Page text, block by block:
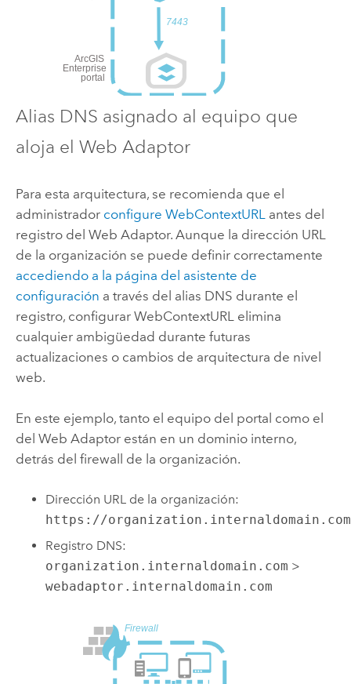
Alias DNS asignado al equipo que
aloja el Web Adaptor
Para esta arquitectura, se recomienda que el
administrador configure WebContextURL antes del
registro del Web Adaptor. Aunque la dirección URL
de la organización se puede definir correctamente
accediendo a la página del asistente de
configuración a través del alias DNS durante el
registro, configurar WebContextURL elimina
cualquier ambigüedad durante futuras
actualizaciones o cambios de arquitectura de nivel
web.
En este ejemplo, tanto el equipo del portal como el
del Web Adaptor están en un dominio interno,
detrás del firewall de la organización.
Dirección URL de la organización:
https://
Registro DNS:
organization.internaldomain.com >
webadaptor.internaldomain.com